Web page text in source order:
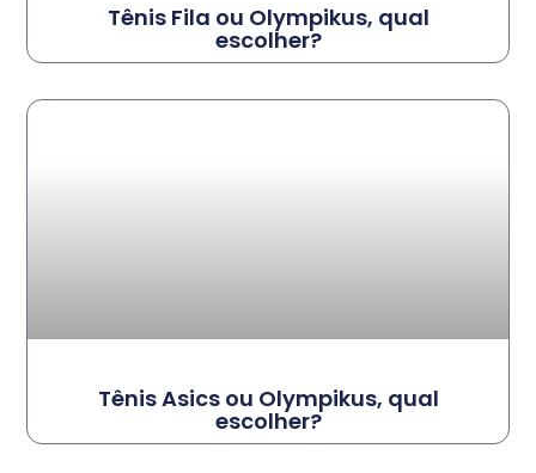
Tênis Fila ou Olympikus, qual
escolher?
Tênis Asics ou Olympikus, qual
escolher?